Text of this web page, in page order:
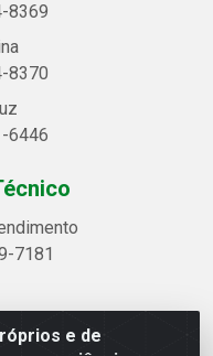
e de
8369
8370
6446
7181
Alegre, 2521 -